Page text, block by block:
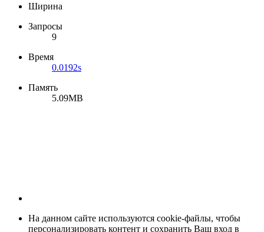
Ширина
Запросы
9
Время
0.0192s
Память
5.09MB
На данном сайте используются cookie-файлы, чтобы
персонализировать контент и сохранить Ваш вход в